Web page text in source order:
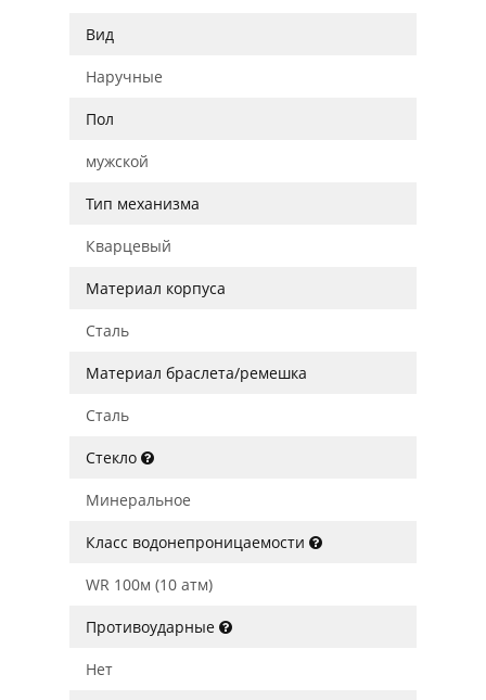
Вид
Наручные
Пол
мужской
Тип механизма
Кварцевый
Материал корпуса
Сталь
Материал браслета/ремешка
Сталь
Стекло
Минеральное
Класс водонепроницаемости
WR 100м (10 атм)
Противоударные
Нет